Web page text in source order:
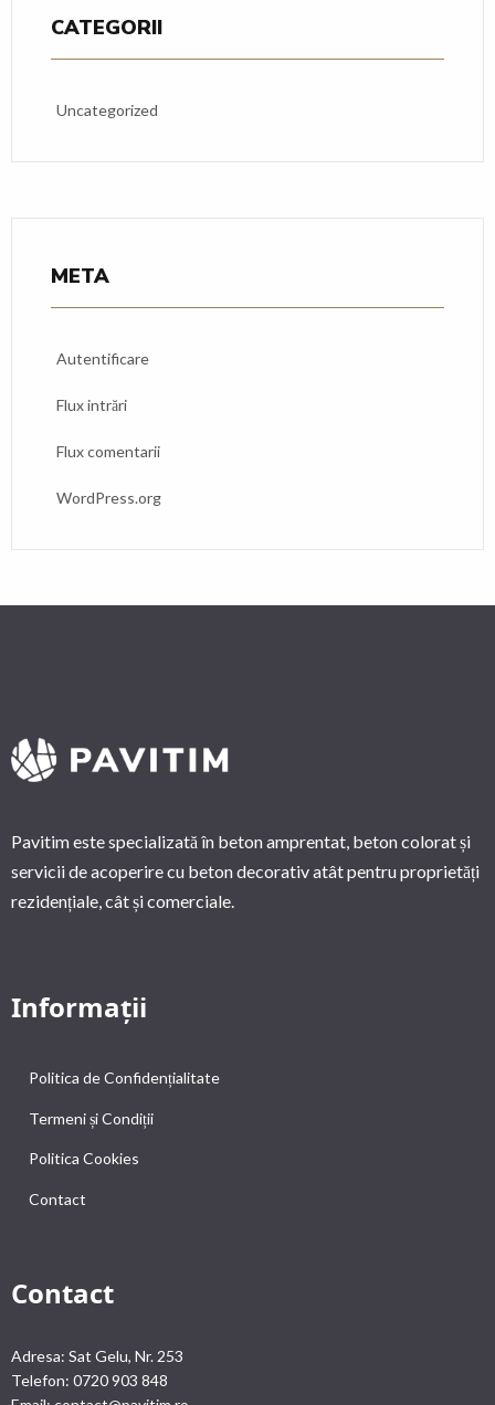
CATEGORII
Uncategorized
META
Autentificare
Flux intrări
Flux comentarii
WordPress.org
Pavitim este specializată în beton amprentat, beton colorat și
servicii de acoperire cu beton decorativ atât pentru proprietăți
rezidențiale, cât și comerciale.
Informații
Politica de Confidențialitate
Termeni și Condiții
Politica Cookies
Contact
Contact
Adresa: Sat Gelu, Nr. 253
Telefon: 0720 903 848